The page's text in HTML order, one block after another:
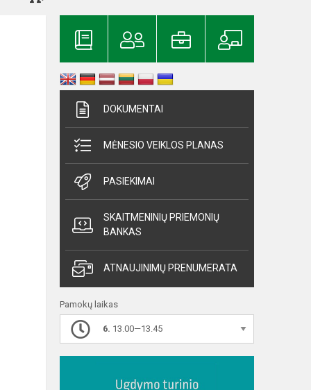
DOKUMENTAI
MĖNESIO VEIKLOS PLANAS
PASIEKIMAI
SKAITMENINIŲ PRIEMONIŲ
BANKAS
ATNAUJINIMŲ PRENUMERATA
Pamokų laikas
6. 13.00—13.45